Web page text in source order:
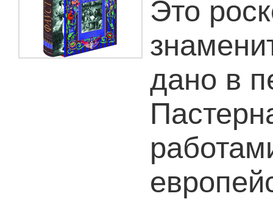
Это
дано в